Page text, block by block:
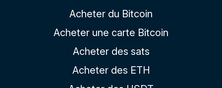
Acheter du Bitcoin
Acheter une carte Bitcoin
Acheter des sats
Acheter des ETH